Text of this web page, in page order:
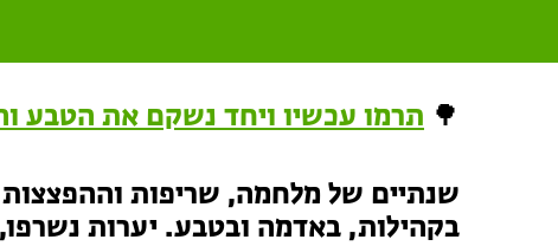
🌳 תרמו עכשיו ויחד נשקם את הטבע
שנתיים של מלחמה, שריפות
בקהילות, באדמה ובטבע. יערות